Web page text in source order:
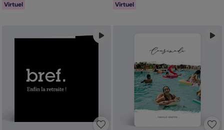
Virtuel Virtuel